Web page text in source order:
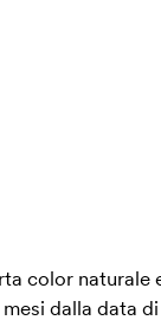
color
dalla data